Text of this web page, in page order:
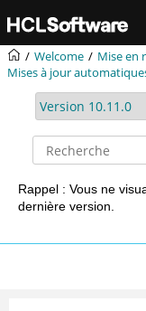
Aller au contenu
Welcome Mise en
Mises à jour
Rappel : Vous ne
dernière version.